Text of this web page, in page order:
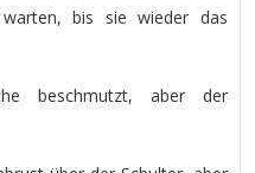
bis sie wieder das
beschmutzt, aber der